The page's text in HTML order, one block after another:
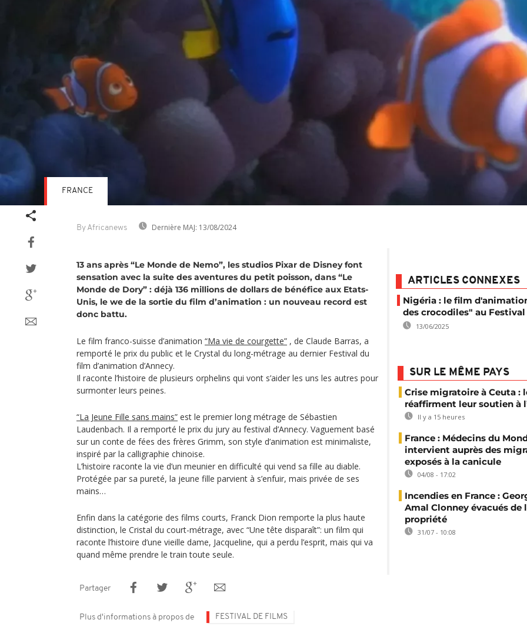
By Africanews Dernière MAJ: 13/08/2024
FRANCE
13 ans après “Le Monde de Nemo”, les studios Pixar de Disney font
sensation avec la suite des aventures du petit poisson, dans “Le
Monde de Dory” : déjà 136 millions de dollars de bénéfice aux Etats-
Unis, le we de la sortie du film d’animation : un nouveau record est
donc battu.
Le film franco-suisse d’animation “Ma vie de courgette” , de Claude Barras, a
remporté le prix du public et le Crystal du long-métrage au dernier Festival du
film d’animation d’Annecy.
Il raconte l’histoire de plusieurs orphelins qui vont s’aider les uns les autres pour
surmonter leurs peines.
“La Jeune Fille sans mains” est le premier long métrage de Sébastien
Laudenbach. Il a remporté le prix du jury au festival d’Annecy. Vaguement basé
sur un conte de fées des frères Grimm, son style d’animation est minimaliste,
inspiré par la calligraphie chinoise.
L’histoire raconte la vie d’un meunier en difficulté qui vend sa fille au diable.
Protégée par sa pureté, la jeune fille parvient à s’enfuir, mais privée de ses
mains…
Enfin dans la catégorie des films courts, Franck Dion remporte la plus haute
distinction, le Cristal du court-métrage, avec “Une tête disparaît”: un film qui
raconte l’histoire d’une vieille dame, Jacqueline, qui a perdu l’esprit, mais qui va
quand même prendre le train toute seule.
ARTICLES CONNEXES
Nigéria : le film
des crocodiles" au Festival
13/06/2025
SUR LE MÊME PAYS
Crise migratoire à Ceuta :
réaffirment leur soutien à
Il y a 15 heures
France : Médecins du
intervient auprès des
exposés à la canicule
04/08 - 17:02
Incendies en France :
Amal Clonney évacués de
propriété
31/07 - 10:08
Partager
Plus d'informations à propos de FESTIVAL DE FILMS